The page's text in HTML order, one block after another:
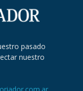
pasado
nuestro